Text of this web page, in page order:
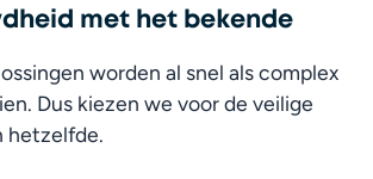
met het bekende
worden al snel als complex
Dus kiezen we voor de veilige
hetzelfde.